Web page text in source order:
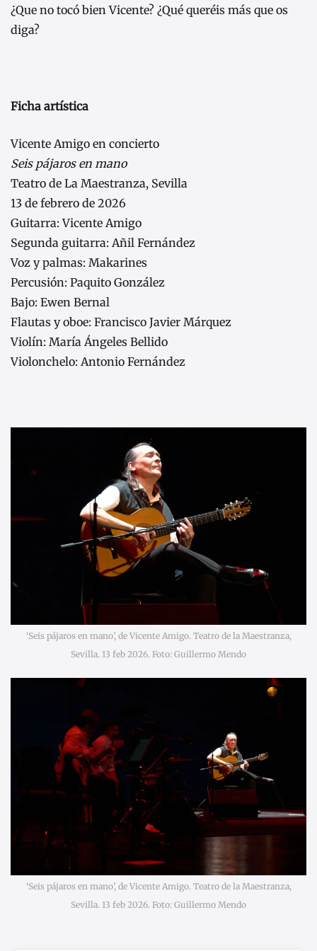
¿Que no tocó bien Vicente? ¿Qué queréis más que os
diga?
Ficha artística
Vicente Amigo en concierto
Seis pájaros en mano
Teatro de La Maestranza, Sevilla
13 de febrero de 2026
Guitarra: Vicente Amigo
Segunda guitarra: Añil Fernández
Voz y palmas: Makarines
Percusión: Paquito González
Bajo: Ewen Bernal
Flautas y oboe: Francisco Javier Márquez
Violín: María Ángeles Bellido
Violonchelo: Antonio Fernández
‘Seis pájaros en mano’, de Vicente Amigo. Teatro de la Maestranza,
Sevilla. 13 feb 2026. Foto: Guillermo Mendo
‘Seis pájaros en mano’, de Vicente Amigo. Teatro de la Maestranza,
Sevilla. 13 feb 2026. Foto: Guillermo Mendo